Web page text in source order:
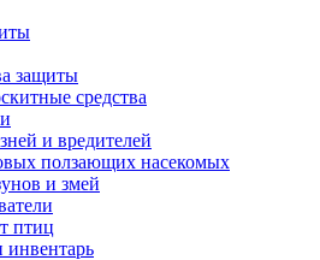
защиты
средства
и вредителей
ползающих насекомых
и змей
птиц
инвентарь